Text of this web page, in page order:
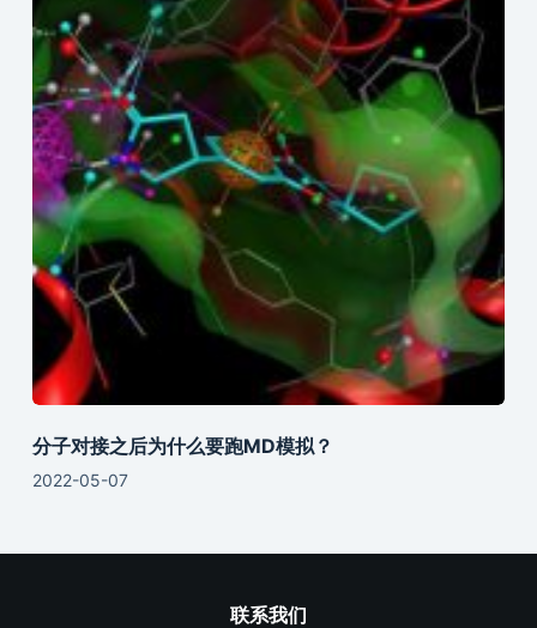
分子对接之后为什么要跑MD模拟？
2022-05-07
联系我们